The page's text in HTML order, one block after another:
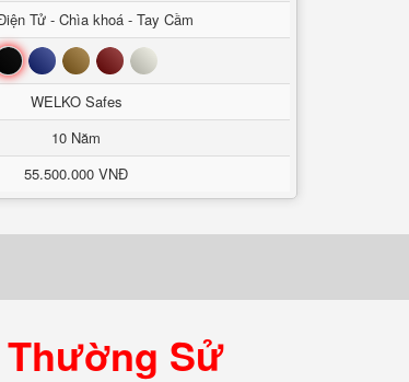
Tử - Chìa khoá - Tay Cầm
Xanh Nâu Đỏ Trắng
WELKO Safes
10 Năm
55.500.000 VNĐ
Thường Sử